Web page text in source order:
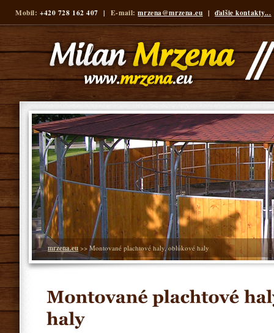
Mobil: +420 728 162 407 | E-mail: mrzena@mrzena.eu |ďalšie kontakty...
mrzena.eu >> Montované plachtové haly, oblúkové haly